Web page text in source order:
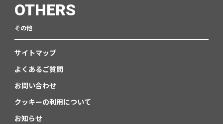
OTHERS
その他
サイトマップ
よくあるご質問
お問い合わせ
クッキーの利用について
お知らせ